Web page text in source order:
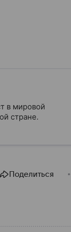
в мировой
стране.
Поделиться